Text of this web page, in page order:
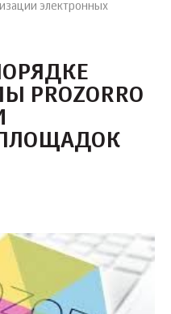
электронных
PROZORRO